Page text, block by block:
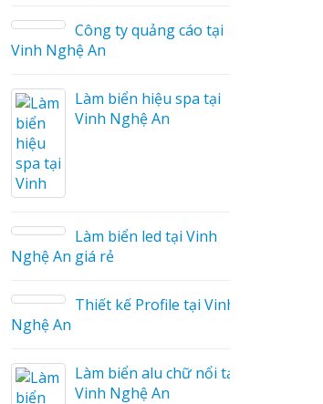
Công ty quảng cáo tại
Vinh Nghệ An
Làm biển hiệu spa tại
Vinh Nghệ An
Làm biển led tại Vinh
Nghệ An giá rẻ
Thiết kế Profile tại Vinh
Nghệ An
Làm biển alu chữ nổi tại
Vinh Nghệ An